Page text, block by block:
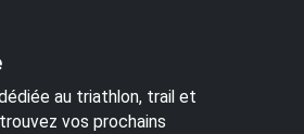
au triathlon, trail et
vos prochains